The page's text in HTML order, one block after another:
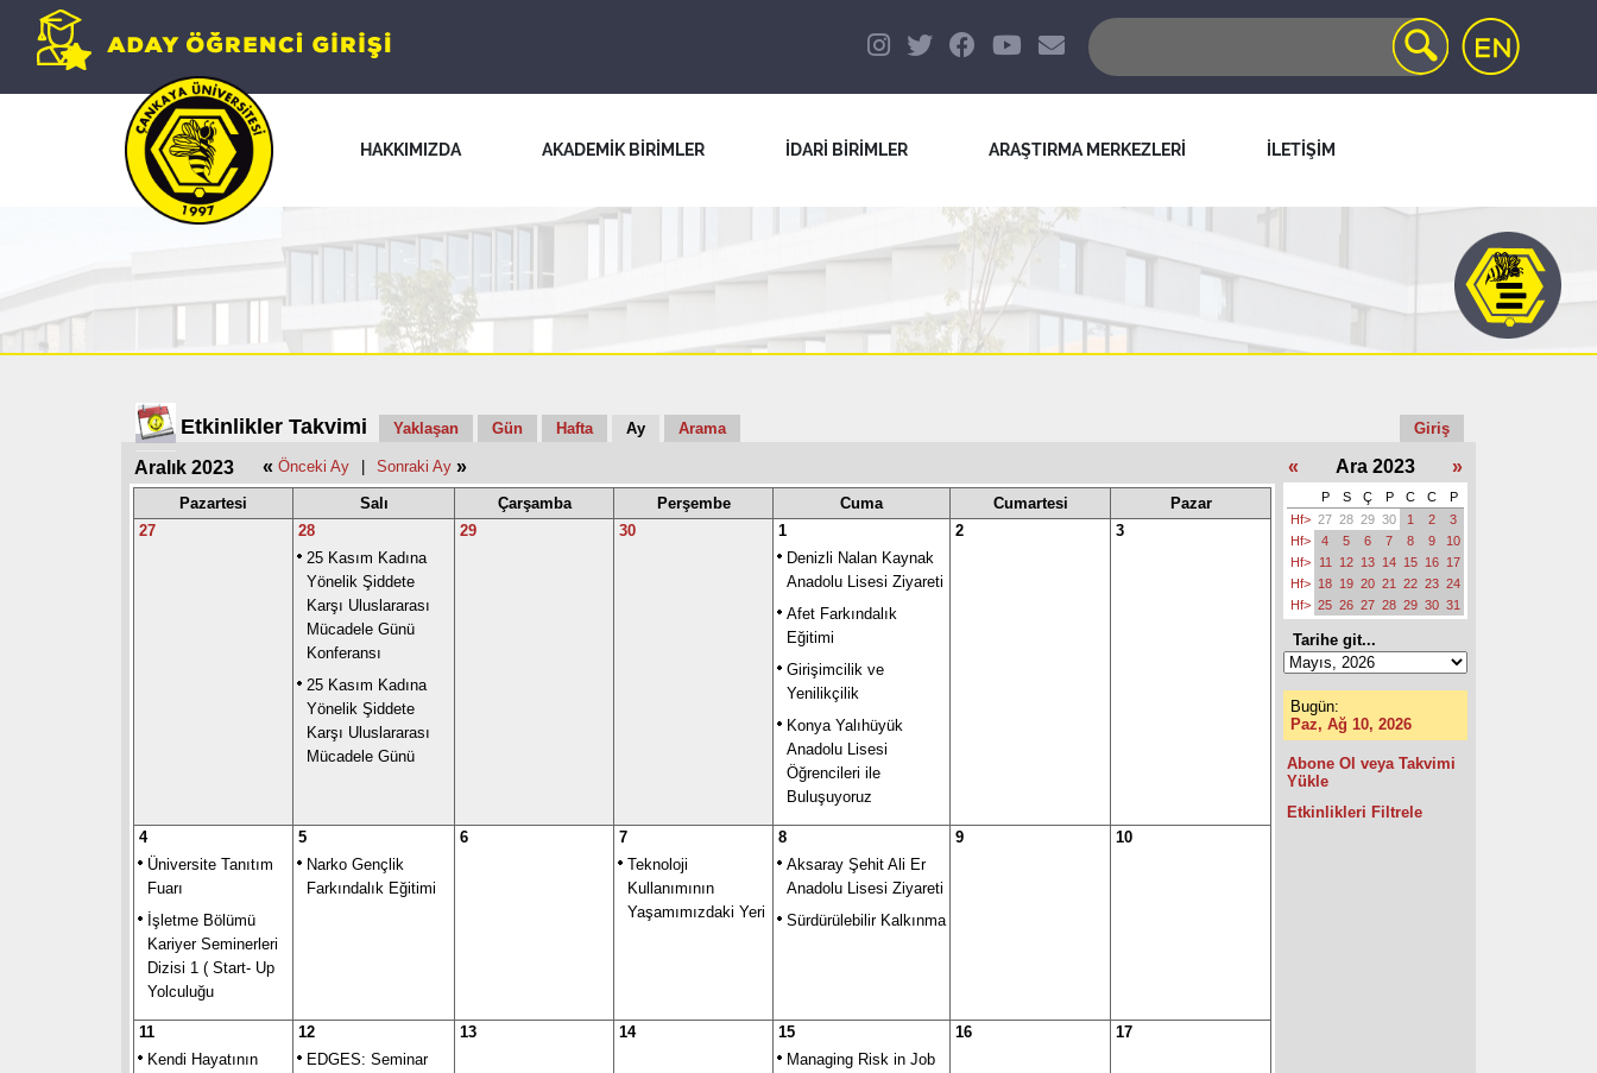
HAKKIMIZDA AKADEMİK BİRİMLER İDARİ BİRİMLER ARAŞTIRMA MERKEZLERİ İLETİŞİM
Etkinlikler Takvimi Yaklaşan Gün Hafta Ay Arama Giriş
Aralık 2023 « Önceki Ay Sonraki Ay »
Pazartesi Salı Çarşamba Perşembe Cuma Cumartesi
Pazar
27
28
25 Kasım Kadına
Yönelik Şiddete
Karşı Uluslararası
Mücadele Günü
Konferansı
25 Kasım Kadına
Yönelik Şiddete
Karşı Uluslararası
Mücadele Günü
29 30
1
Denizli Nalan Kaynak
Anadolu Lisesi Ziyareti
Afet Farkındalık
Eğitimi
Girişimcilik ve
Yenilikçilik
Konya Yalıhüyük
Anadolu Lisesi
Öğrencileri ile
Buluşuyoruz
2 3
4
Üniversite Tanıtım
Fuarı
İşletme Bölümü
Kariyer Seminerleri
Dizisi 1 ( Start- Up
Yolculuğu
5
Narko Gençlik
Farkındalık Eğitimi
6
7
Teknoloji
Kullanımının
Yaşamımızdaki Yeri
8
Aksaray Şehit Ali Er
Anadolu Lisesi Ziyareti
Sürdürülebilir Kalkınma
9 10
11
Kendi Hayatının
12
EDGES: Seminar
13 14
15
Managing Risk in Job
16 17
« Ara 2023 »
P S Ç P C C
P
Hf> 27 28 29 30 1 2
3
Hf>
4 5 6 7 8 9
10
Hf>
11 12 13 14 15 16 17
Hf> 18 19 20 21 22 23 24
Hf> 25 26 27 28 29 30 31
Tarihe git...
Bugün:
Paz, Ağ 10, 2026
Abone Ol veya Takvimi
Yükle
Etkinlikleri Filtrele